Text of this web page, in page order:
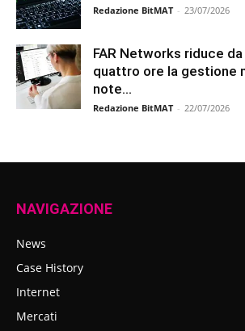
Redazione BitMAT - 23/07/2026
FAR Networks riduce
quattro ore la gestione
note...
Redazione BitMAT - 22/07/2026
NAVIGAZIONE
News
Case History
Internet
Mercati